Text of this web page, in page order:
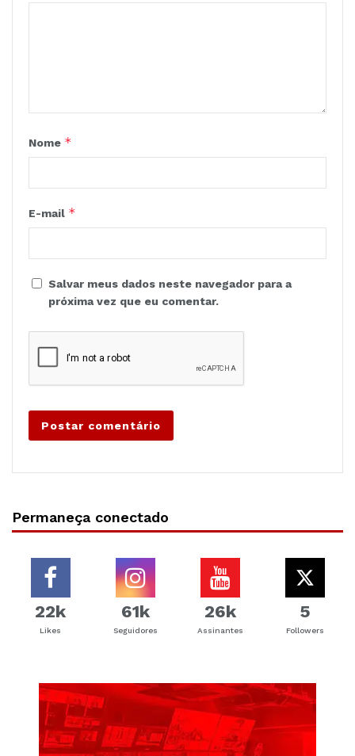
Nome *
E-mail *
Salvar meus dados neste navegador para a
próxima vez que eu comentar.
Permaneça conectado
22k
Likes
61k
Seguidores
26k
Assinantes
5
Followers